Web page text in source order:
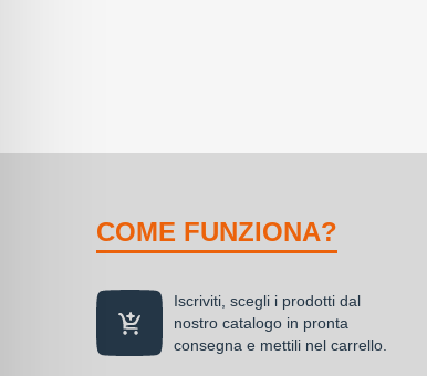
COME FUNZIONA?
Iscriviti, scegli i prodotti dal
nostro catalogo in pronta
consegna e mettili nel carrello.